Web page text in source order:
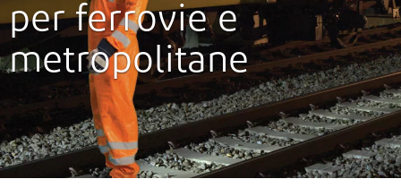
per ferrovie e
metropolitane